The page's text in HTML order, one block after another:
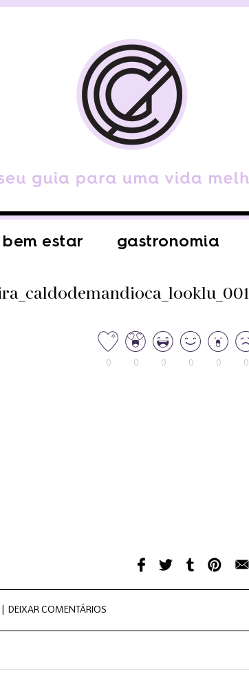
bem estar gastronomia
0 0 0 0 0 0
DEIXAR COMENTÁRIOS